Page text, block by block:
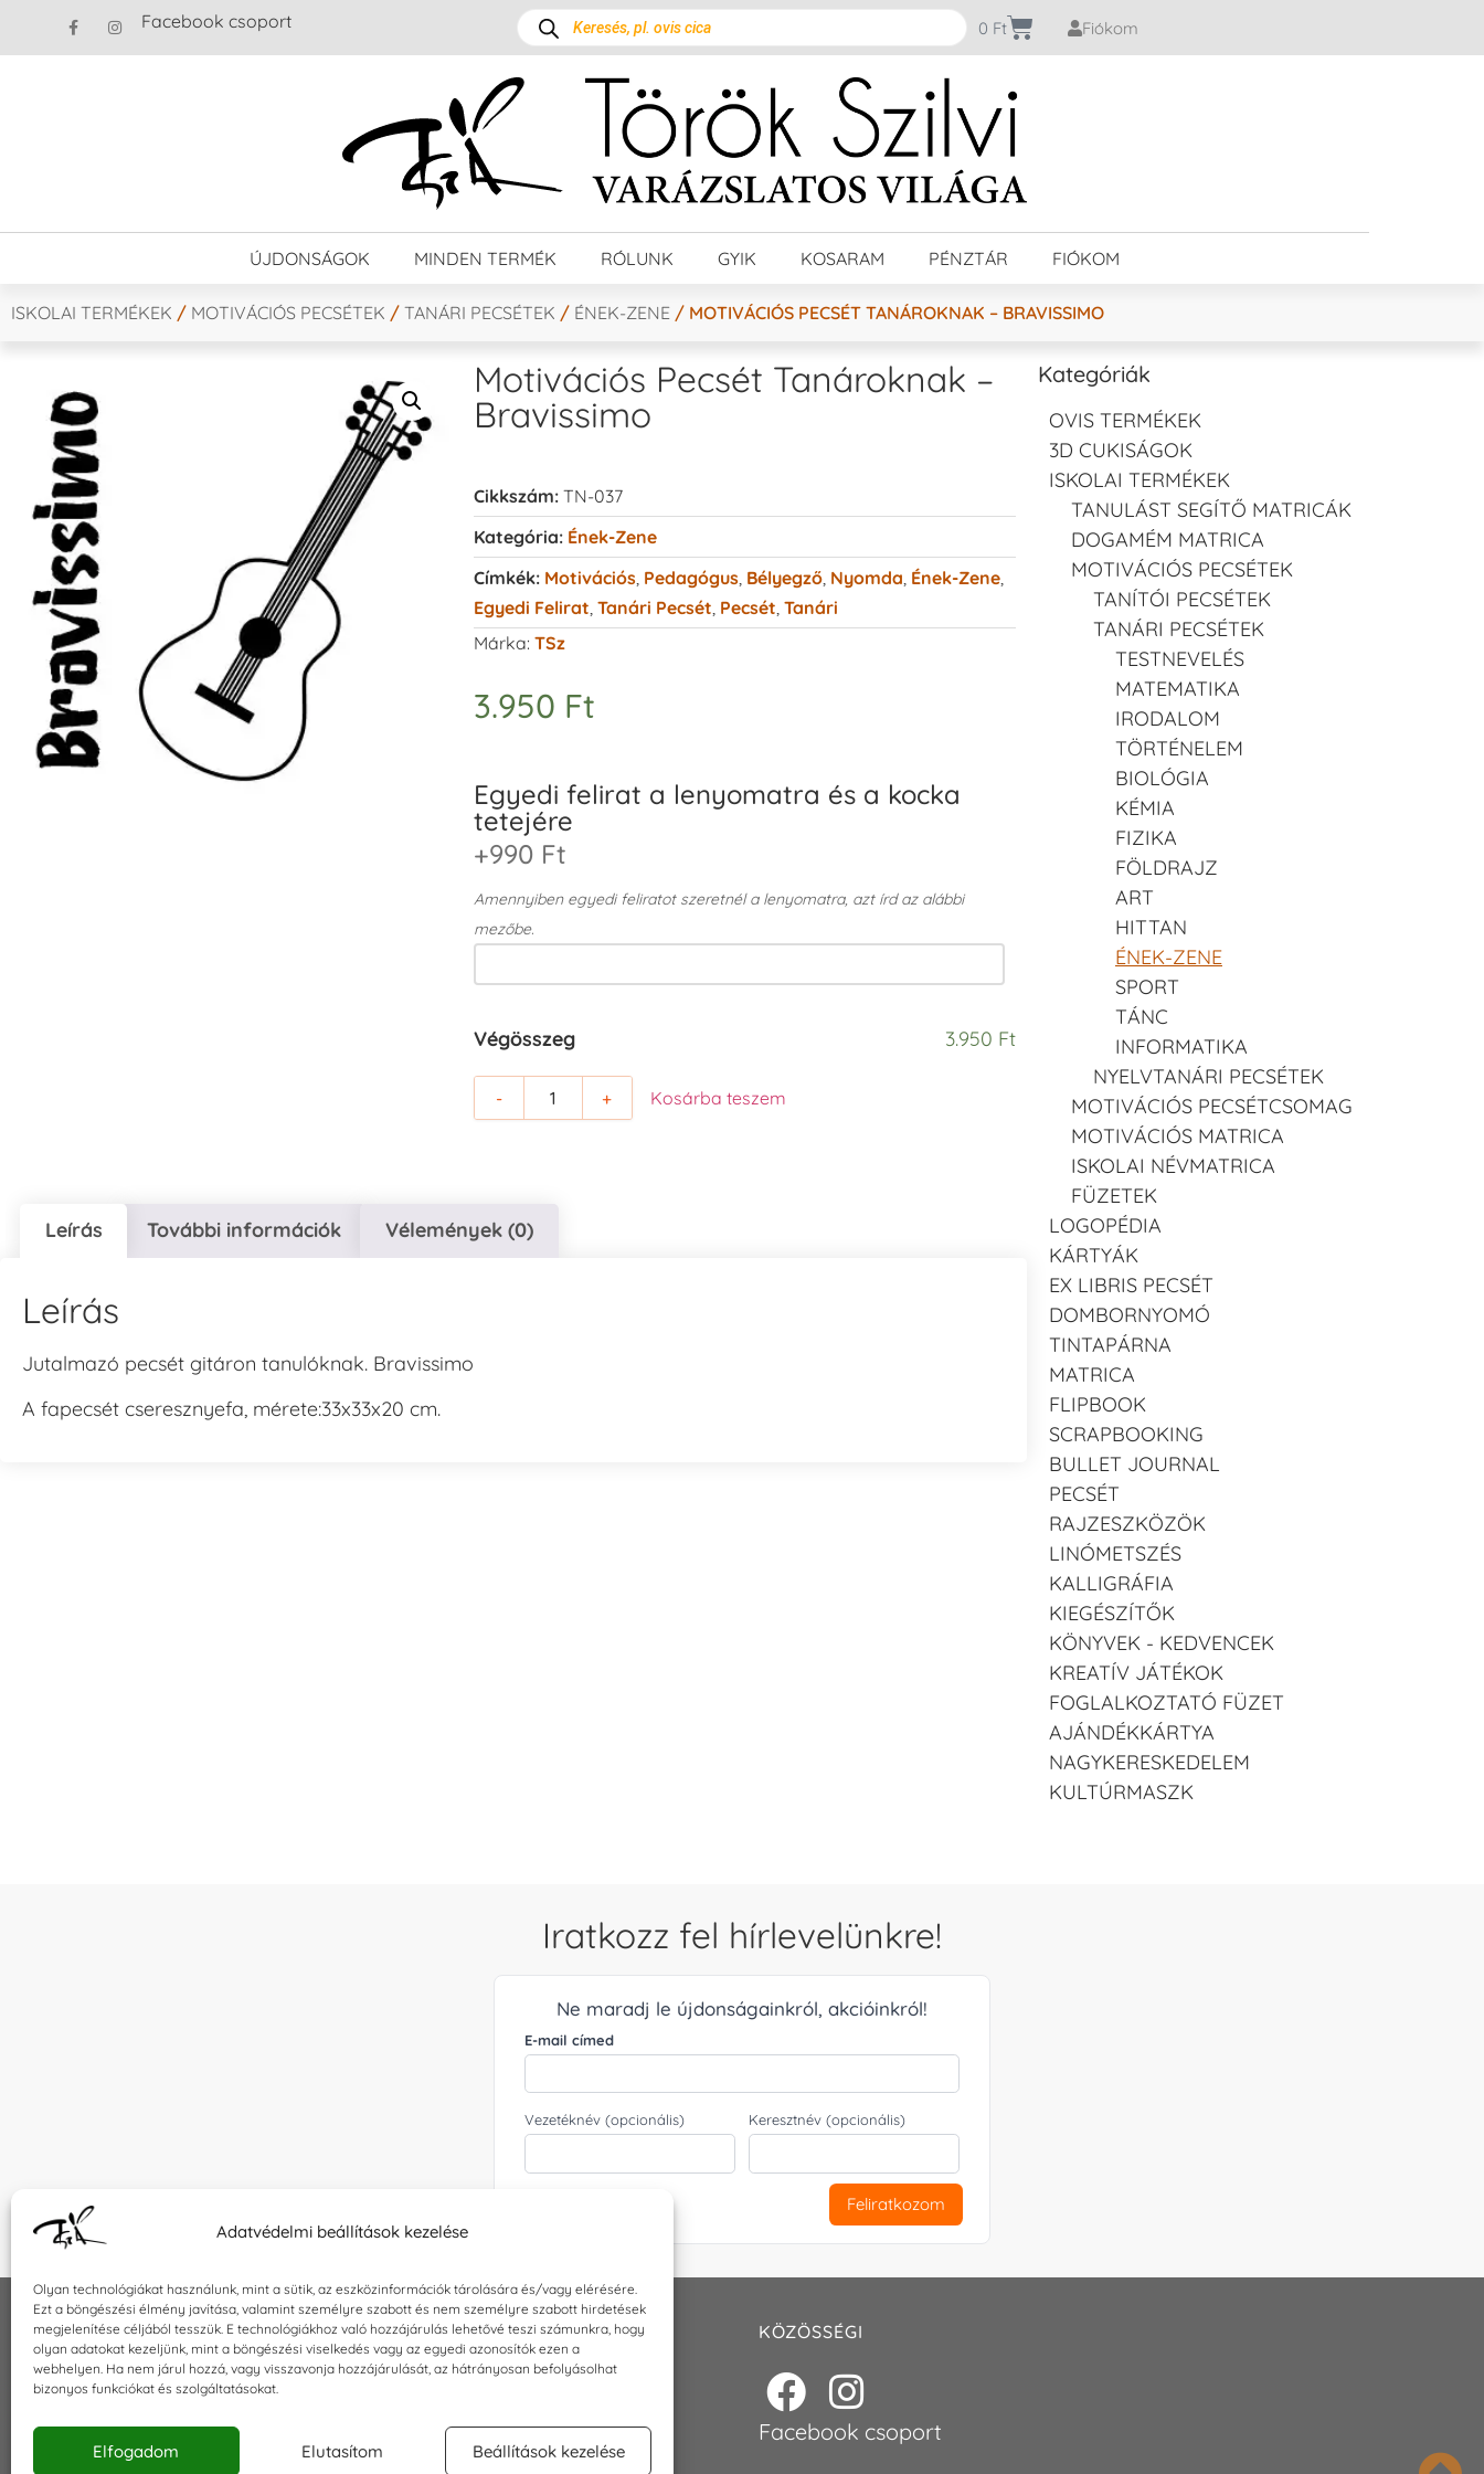
Adatvédelmi beállítások kezelése
Olyan technológiákat használunk, mint a sütik, az eszközinformációk tárolására és/vagy elérésére.
Ezt a böngészési élmény javítása, valamint személyre szabott és nem személyre szabott hirdetések
megjelenítése céljából tesszük. E technológiákhoz való hozzájárulás lehetővé teszi számunkra, hogy
olyan adatokat kezeljünk, mint a böngészési viselkedés vagy az egyedi azonosítók ezen a
webhelyen. Ha nem járul hozzá, vagy visszavonja hozzájárulását, az hátrányosan befolyásolhat
bizonyos funkciókat és szolgáltatásokat.
Elfogadom Elutasítom Beállítások kezelése
Facebook csoport 0 Ft Fiókom
ÚJDONSÁGOK MINDEN TERMÉK RÓLUNK GYIK KOSARAM PÉNZTÁR FIÓKOM
ISKOLAI TERMÉKEK / MOTIVÁCIÓS PECSÉTEK / TANÁRI PECSÉTEK / ÉNEK-ZENE / MOTIVÁCIÓS PECSÉT TANÁROKNAK – BRAVISSIMO
Motivációs Pecsét Tanároknak –
Bravissimo
Cikkszám: TN-037
Kategória: Ének-Zene
Címkék: Motivációs, Pedagógus, Bélyegző, Nyomda Ének-Zene,
Egyedi Felirat Tanári Pecsét Pecsét Tanári
Márka: TSz
3.950 Ft
Egyedi felirat a lenyomatra és a kocka
tetejére
+990 Ft
Amennyiben egyedi feliratot szeretnél a lenyomatra, azt írd az alábbi
mezőbe.
Végösszeg 3.950 Ft
- + Kosárba teszem
Leírás További információk Vélemények (0)
Leírás
Jutalmazó pecsét gitáron tanulóknak. Bravissimo
A fapecsét cseresznyefa, mérete:33x33x20 cm.
Kategóriák
OVIS TERMÉKEK
3D CUKISÁGOK
ISKOLAI TERMÉKEK
TANULÁST SEGÍTŐ MATRICÁK
DOGAMÉM MATRICA
MOTIVÁCIÓS PECSÉTEK
TANÍTÓI PECSÉTEK
TANÁRI PECSÉTEK
TESTNEVELÉS
MATEMATIKA
IRODALOM
TÖRTÉNELEM
BIOLÓGIA
KÉMIA
FIZIKA
FÖLDRAJZ
ART
HITTAN
ÉNEK-ZENE
SPORT
TÁNC
INFORMATIKA
NYELVTANÁRI PECSÉTEK
MOTIVÁCIÓS PECSÉTCSOMAG
MOTIVÁCIÓS MATRICA
ISKOLAI NÉVMATRICA
FÜZETEK
LOGOPÉDIA
KÁRTYÁK
EX LIBRIS PECSÉT
DOMBORNYOMÓ
TINTAPÁRNA
MATRICA
FLIPBOOK
SCRAPBOOKING
BULLET JOURNAL
PECSÉT
RAJZESZKÖZÖK
LINÓMETSZÉS
KALLIGRÁFIA
KIEGÉSZÍTŐK
KÖNYVEK - KEDVENCEK
KREATÍV JÁTÉKOK
FOGLALKOZTATÓ FÜZET
AJÁNDÉKKÁRTYA
NAGYKERESKEDELEM
KULTÚRMASZK
Iratkozz fel hírlevelünkre!
Ne maradj le újdonságainkról, akcióinkról!
E-mail címed
Vezetéknév (opcionális) Keresztnév (opcionális)
Feliratkozom
INFORMÁCIÓK
Általános szerződési feltételek
Impresszum
KAPCSOLAT
E-mail:shop@torokszilvi.com
KÖZÖSSÉGI
Facebook csoport